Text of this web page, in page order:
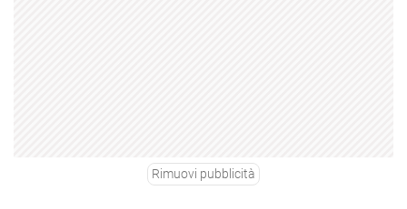
Rimuovi pubblicità